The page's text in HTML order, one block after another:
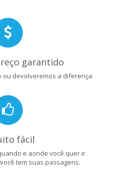
garantido
ou devolveremos a diferença
fácil
e aonde você quer ir.
tem suas passagens.